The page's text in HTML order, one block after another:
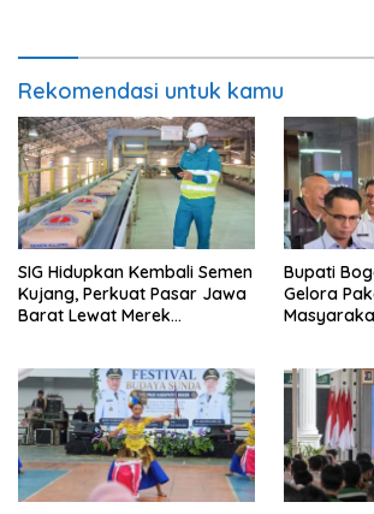
Rekomendasi untuk kamu
SIG Hidupkan Kembali Semen
Kujang, Perkuat Pasar Jawa
Barat Lewat Merek
Bupati
Gelora